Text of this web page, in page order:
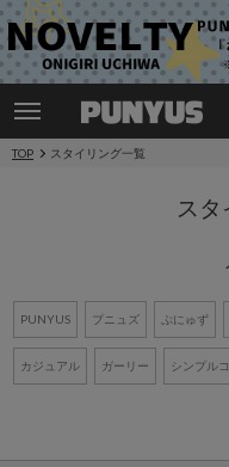
TOP スタイリング一覧
ス
PUNYUS プニュズ ぷにゅず
カジュアル ガーリー シンプル
ビッグシルエット Tシャツ デニ